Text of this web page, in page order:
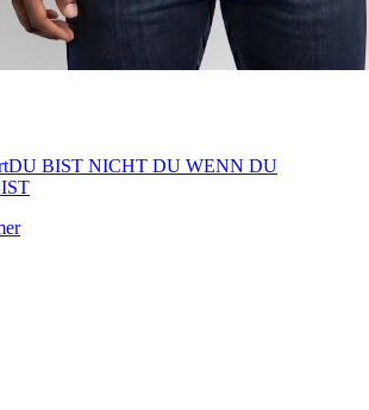
DU BIST NICHT DU WENN DU